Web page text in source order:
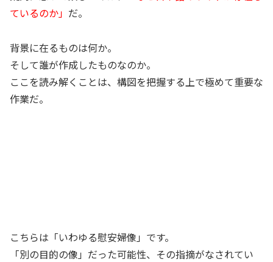
ているのか」 だ。
背景に在るものは何か。
そして誰が作成したものなのか。
ここを読み解くことは、構図を把握する上で極めて重要な
作業だ。
こちらは「いわゆる慰安婦像」です。
「別の目的の像」だった可能性、その指摘がなされてい